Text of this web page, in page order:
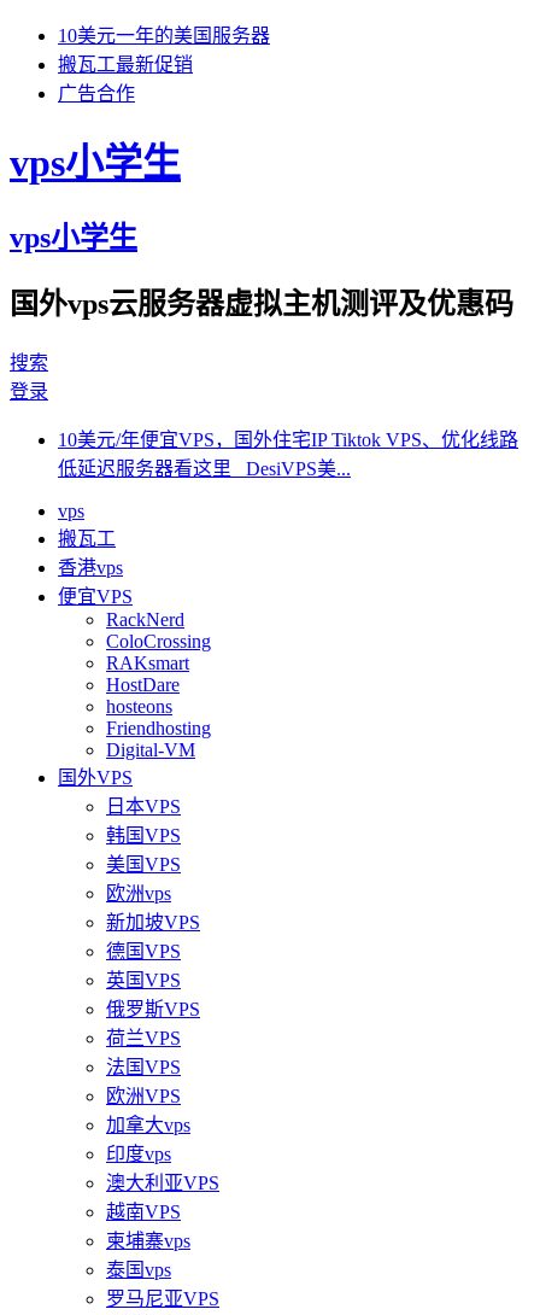
10美元一年的美国服务器
搬瓦工最新促销
广告合作
vps小学生
vps小学生
国外vps云服务器虚拟主机测评及优惠码
搜索
登录
10美元/年便宜VPS，国外住宅IP Tiktok VPS、优化线路
低延迟服务器看这里 DesiVPS美...
vps
搬瓦工
香港vps
便宜VPS
RackNerd
ColoCrossing
RAKsmart
HostDare
hosteons
Friendhosting
Digital-VM
国外VPS
日本VPS
韩国VPS
美国VPS
欧洲vps
新加坡VPS
德国VPS
英国VPS
俄罗斯VPS
荷兰VPS
法国VPS
欧洲VPS
加拿大vps
印度vps
澳大利亚VPS
越南VPS
柬埔寨vps
泰国vps
罗马尼亚VPS